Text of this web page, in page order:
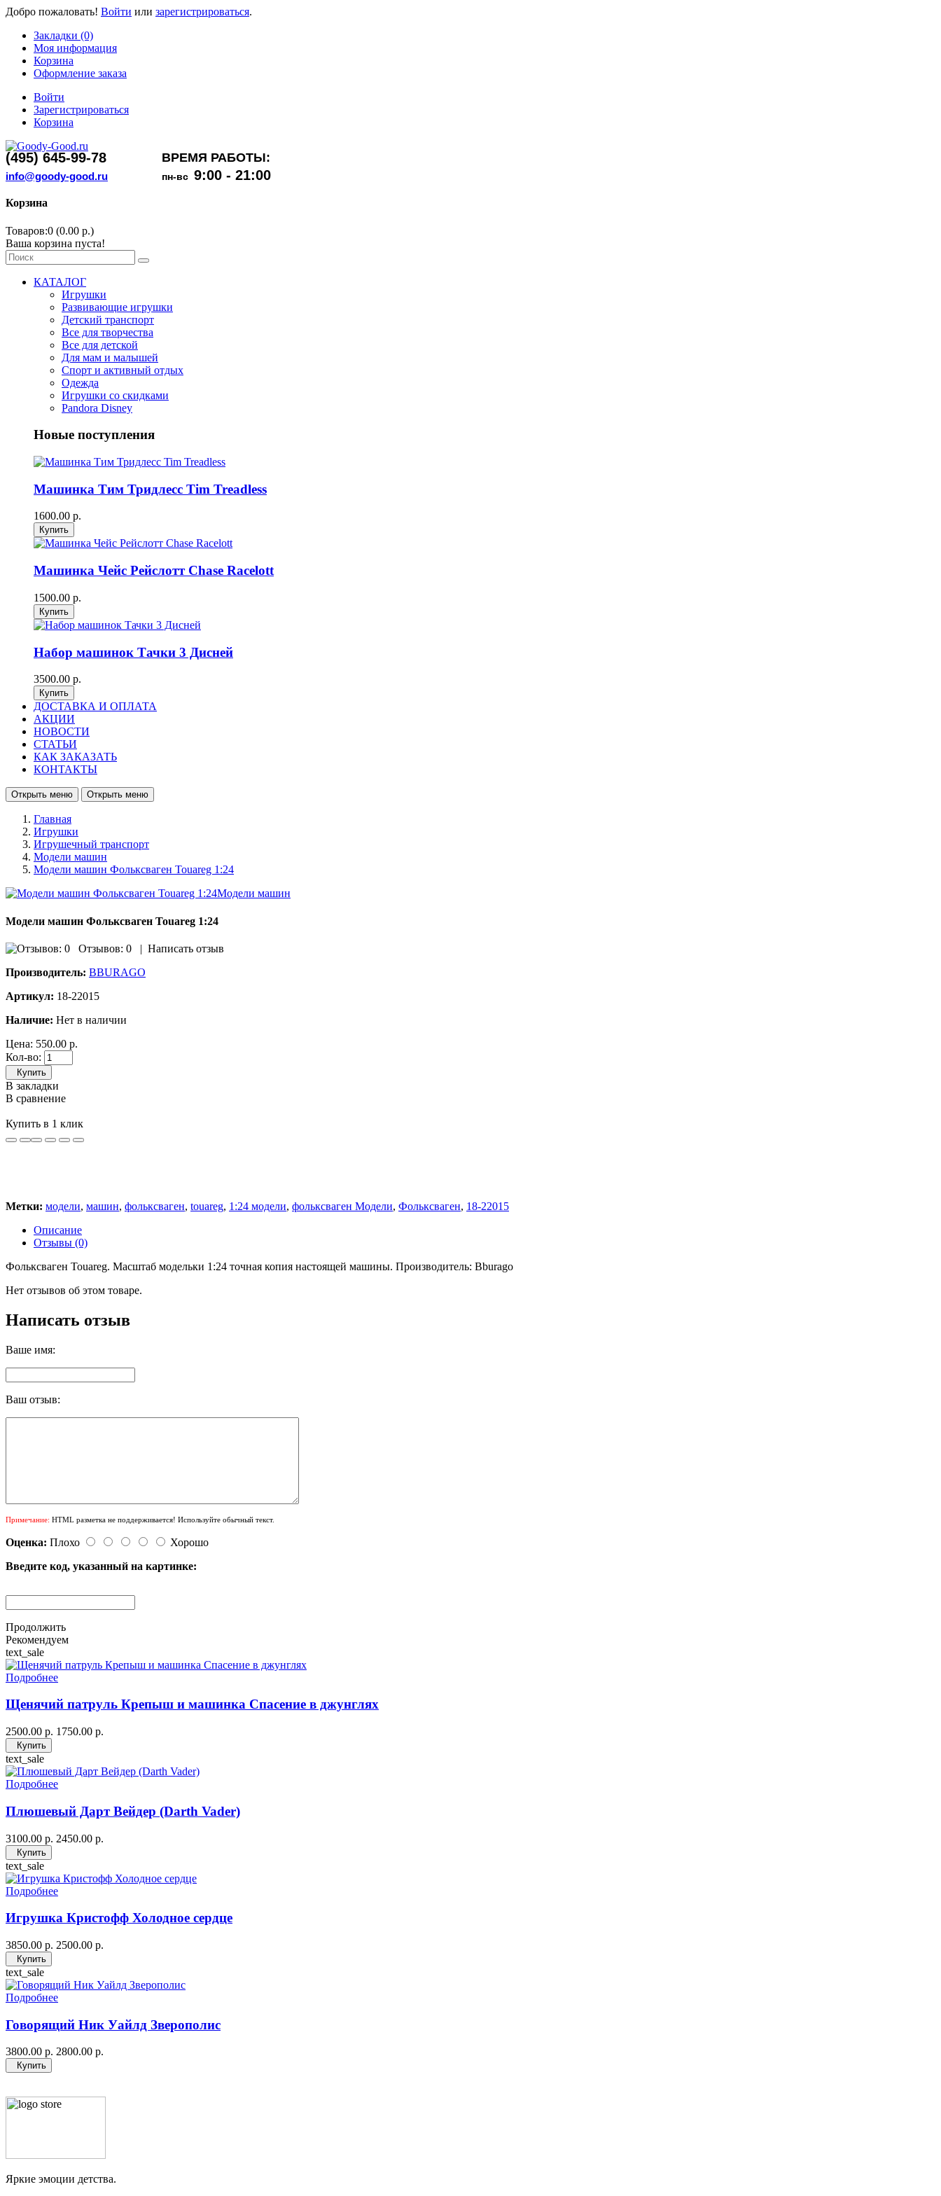
Добро пожаловать! Войти или зарегистрироваться.
Закладки (0)
Моя информация
Корзина
Оформление заказа
Войти
Зарегистрироваться
Корзина
(495) 645-99-78 ВРЕМЯ РАБОТЫ:
info@goody-good.ru пн-вс 9:00 - 21:00
Корзина
Товаров:0 (0.00 р.)
Ваша корзина пуста!
КАТАЛОГ
Игрушки
Развивающие игрушки
Детский транспорт
Все для творчества
Все для детской
Для мам и малышей
Спорт и активный отдых
Одежда
Игрушки со скидками
Pandora Disney
Новые поступления
Машинка Тим Тридлесс Tim Treadless
1600.00 р.
Машинка Чейс Рейслотт Chase Racelott
1500.00 р.
Набор машинок Тачки 3 Дисней
3500.00 р.
ДОСТАВКА И ОПЛАТА
АКЦИИ
НОВОСТИ
СТАТЬИ
КАК ЗАКАЗАТЬ
КОНТАКТЫ
Открыть меню Открыть меню
Главная
Игрушки
Игрушечный транспорт
Модели машин
Модели машин Фольксваген Touareg 1:24
Модели машин Фольксваген Touareg 1:24
Отзывов: 0 | Написать отзыв
Производитель: BBURAGO
Артикул: 18-22015
Наличие: Нет в наличии
Цена: 550.00 р.
Кол-во:
Купить
В закладки
В сравнение
Купить в 1 клик
Метки: модели, машин, фольксваген, touareg, 1:24 модели, фольксваген Модели, Фольксваген, 18-22015
Описание
Отзывы (0)
Фольксваген Touareg. Масштаб модельки 1:24 точная копия настоящей машины. Производитель: Bburago
Нет отзывов об этом товаре.
Написать отзыв
Ваше имя:
Ваш отзыв:
Примечание: HTML разметка не поддерживается! Используйте обычный текст.
Оценка: Плохо
Хорошо
Введите код, указанный на картинке:
Продолжить
Рекомендуем
text_sale
Подробнее
Щенячий патруль Крепыш и машинка Спасение в джунглях
2500.00 р. 1750.00 р.
Купить
text_sale
Подробнее
Плюшевый Дарт Вейдер (Darth Vader)
3100.00 р. 2450.00 р.
Купить
text_sale
Подробнее
Игрушка Кристофф Холодное сердце
3850.00 р. 2500.00 р.
Купить
text_sale
Подробнее
Говорящий Ник Уайлд Зверополис
3800.00 р. 2800.00 р.
Купить
Яркие эмоции детства.